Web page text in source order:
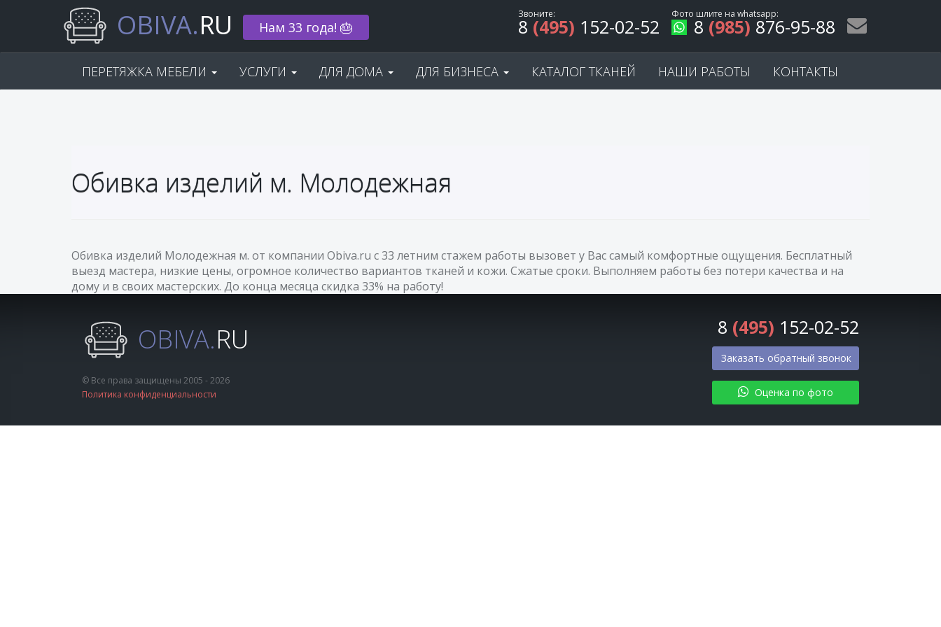
OBIVA.RU Нам 33 года! 🎂
Звоните:
8 (495) 152-02-52
Фото шлите на whatsapp:
8 (985) 876-95-88
ПЕРЕТЯЖКА МЕБЕЛИ УСЛУГИ ДЛЯ ДОМА ДЛЯ БИЗНЕСА КАТАЛОГ ТКАНЕЙ НАШИ РАБОТЫ КОНТАКТЫ
Обивка изделий м. Молодежная
Обивка изделий Молодежная м. от компании Obiva.ru с 33 летним стажем работы вызовет у Вас самый комфортные ощущения. Бесплатный
выезд мастера, низкие цены, огромное количество вариантов тканей и кожи. Сжатые сроки. Выполняем работы без потери качества и на
дому и в своих мастерских. До конца месяца скидка 33% на работу!
OBIVA.RU
© Все права защищены 2005 - 2026
Политика конфиденциальности
8 (495) 152-02-52
Заказать обратный звонок
Оценка по фото